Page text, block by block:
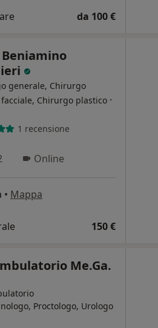
da 100 €
generale, Chirurgo
Chirurgo plastico ·
1 recensione
Online
• Mappa
150 €
Me.Ga.
Proctologo, Urologo